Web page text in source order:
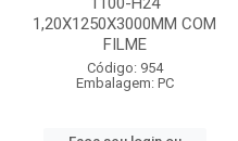
1,20X1250X3000MM COM
FILME
Código: 954
Embalagem: PC